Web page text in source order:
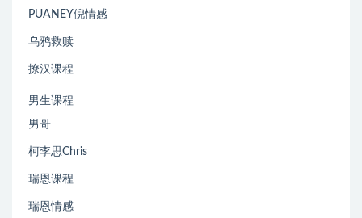
PUANEY倪情感
乌鸦救赎
撩汉课程
男生课程
男哥
柯李思Chris
瑞恩课程
瑞恩情感